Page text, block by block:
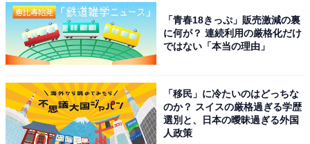
「青春18きっぷ」販売激減の裏
に何が？ 連続利用の厳格化だけ
ではない「本当の理由」
「移民」に冷たいのはどっちな
のか？ スイスの厳格過ぎる学歴
選別と、日本の曖昧過ぎる外国
人政策